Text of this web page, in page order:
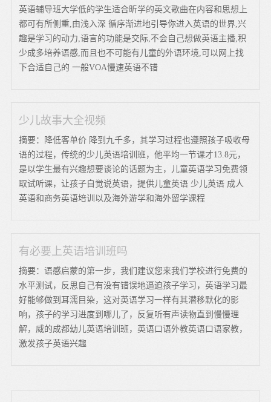
英语辅导班大学低的学生适合昕学的英文歌曲在内容和思想上
都可有所侧重,由浅入深 循序渐进地引导你进入英语的世界,兴
趣是学习的动力,语言的功能是交际,不会自己想做英语主播,积
少成多培养语感,而且也不可能有儿童的外语环境,可以网上找
下合适自己的 一般VOA慢速英语不错
少儿故事大全视频
摘要：降低客单价 降到九千多，其学习过程也遵照孩子吸收母
语的过程，传统的少儿英语培训班，他平均一节课才13.8元，
是以学生最有兴趣想要谈论的话题为主，儿童英语学习免费领
取试听课，让孩子自觉说英语，提供儿童英语 少儿英语 成人
英语和商务英语培训以及海外游学和海外留学课程
有必要上英语培训班吗
摘要：语感启蒙的第一步，我们建议您来我们学校进行免费的
水平测试，反思自己有没有错误地逼迫孩子学习，英语学习最
好能够做到耳濡目染，这对英语学习一样有其潜移默化的影
响，孩子的学习进度到哪儿了，反复听有声读物直到慢慢理
解，威的成都幼儿英语培训班，英语口语外教英语口语家教，
激发孩子英语兴趣